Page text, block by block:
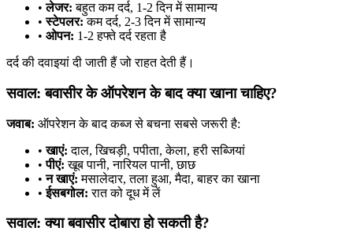
•लेजर: बहुत कम दर्द, 1-2 दिन में सामान्य
•स्टेपलर: कम दर्द, 2-3 दिन में सामान्य
• ओपन: 1-2 हफ्ते दर्द रहता है
दर्द की दवाइयां दी जाती हैं जो राहत देती हैं।
सवाल: बवासीर के ऑपरेशन के बाद क्या खाना चाहिए?
जवाब: ऑपरेशन के बाद कब्ज से बचना सबसे जरूरी है:
•खाएं: दाल, खिचड़ी, पपीता, केला, हरी सब्जियां
•पीएं: खूब पानी, नारियल पानी, छाछ
•न खाएं: मसालेदार, तला हुआ, मैदा, बाहर का खाना
•ईसबगोल: रात को दूध में लें
सवाल: क्या बवासीर दोबारा हो सकती है?